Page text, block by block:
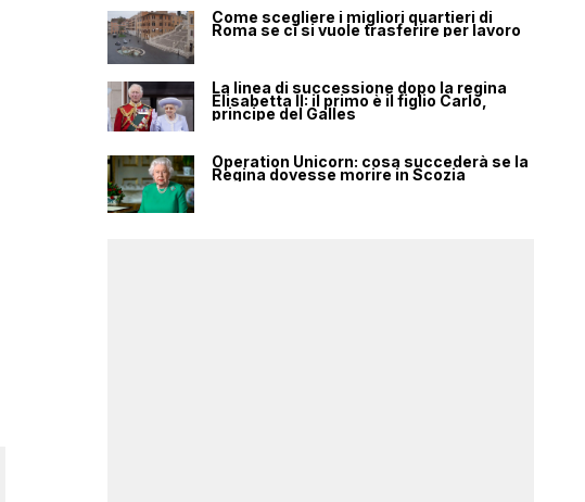
Come scegliere i migliori quartieri di
Roma se ci si vuole trasferire per lavoro
La linea di successione dopo la regina
Elisabetta II: il primo è il figlio Carlo,
principe del Galles
Operation Unicorn: cosa succederà se la
Regina dovesse morire in Scozia